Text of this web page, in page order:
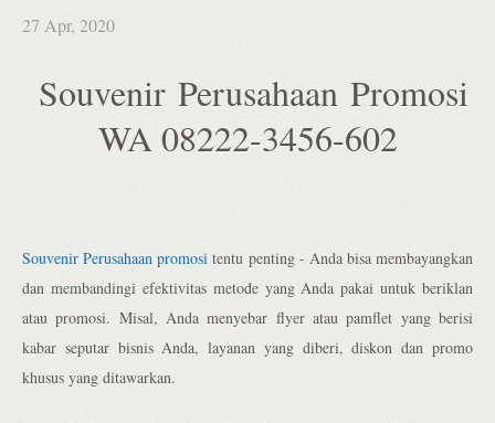
27 Apr, 2020
Souvenir Perusahaan Promosi
WA 08222-3456-602
Souvenir Perusahaan promosi tentu penting - Anda bisa membayangkan
dan membandingi efektivitas metode yang Anda pakai untuk beriklan
atau promosi. Misal, Anda menyebar flyer atau pamflet yang berisi
kabar seputar bisnis Anda, layanan yang diberi, diskon dan promo
khusus yang ditawarkan.